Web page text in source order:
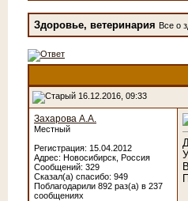
Здоровье, ветеринария Все о
16.12.2016, 09:33
Захарова А.А.
Местный
Регистрация: 15.04.2012
Адрес: Новосибирск, Россия
Сообщений: 329
Сказал(а) спасибо: 949
Поблагодарили 892 раз(а) в 237
сообщениях